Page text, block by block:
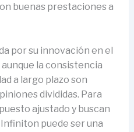
buenas prestaciones a
por su innovación en el
la consistencia
a largo plazo son
divididas. Para
ajustado y buscan
puede ser una